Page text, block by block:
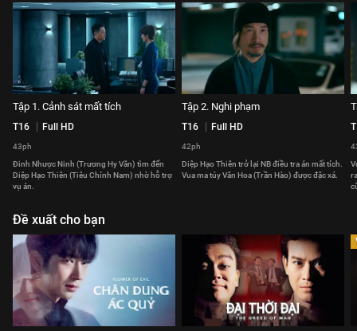
Tập 1. Cảnh sát mất tích
T16 Full HD
43ph
Đinh Nhược Ninh (Trương Hy Văn) tìm đến
Diệp Hạo Thiên (Tiêu Chính Nam) nhờ hỗ trợ
vụ án.
Tập 2. Nghi phạm
T16 Full HD
42ph
Diệp Hạo Thiên trở lại NB điều tra án mất tích.
Vua ma túy Văn Hoa (Trần Hào) được đặc xá.
Đề xuất cho bạn